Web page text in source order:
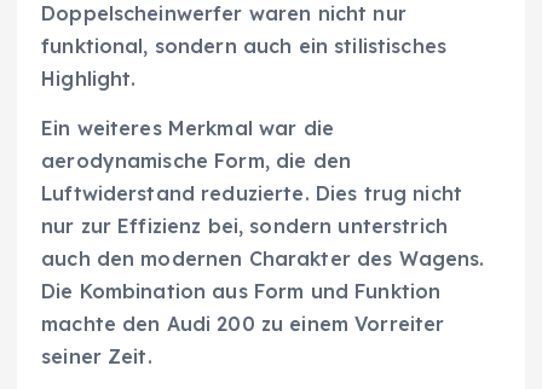
Doppelscheinwerfer waren nicht nur
funktional, sondern auch ein stilistisches
Highlight.
Ein weiteres Merkmal war die
aerodynamische Form, die den
Luftwiderstand reduzierte. Dies trug nicht
nur zur Effizienz bei, sondern unterstrich
auch den modernen Charakter des Wagens.
Die Kombination aus Form und Funktion
machte den Audi 200 zu einem Vorreiter
seiner Zeit.